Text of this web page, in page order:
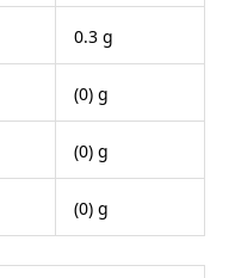
0.3 g
(0) g
(0) g
(0) g